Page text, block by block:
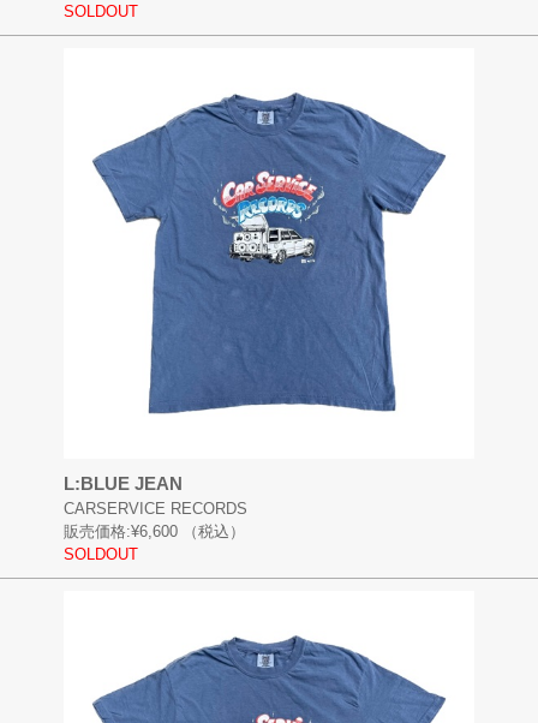
SOLDOUT
L:BLUE JEAN
CARSERVICE RECORDS
販売価格:¥6,600
（税込）
SOLDOUT